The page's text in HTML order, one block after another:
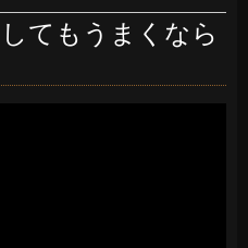
てもうまくなら